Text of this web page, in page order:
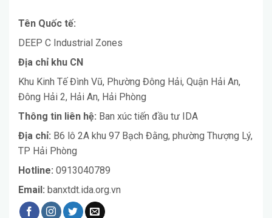
Tên Quốc tế:
DEEP C Industrial Zones
Địa chỉ khu CN
Khu Kinh Tế Đình Vũ, Phường Đông Hải, Quận Hải An,
Đông Hải 2, Hải An, Hải Phòng
Thông tin liên hệ: Ban xúc tiến đầu tư IDA
Địa chỉ: B6 lô 2A khu 97 Bạch Đằng, phường Thượng Lý,
TP Hải Phòng
Hotline: 0913040789
Email: banxtdt.ida.org.vn